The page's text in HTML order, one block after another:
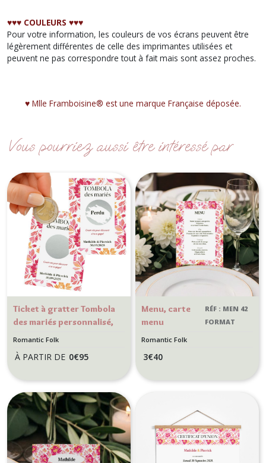
♥︎♥︎♥︎ COULEURS ♥︎♥︎♥︎
Pour votre information, les couleurs de vos écrans peuvent être
légèrement différentes de celle des imprimantes utilisées et
peuvent ne pas correspondre tout à fait mais sont assez proches.
♥︎ Mlle Framboisine® est une marque Française déposée.
Vous pourriez aussi être intéressé par
Ticket à gratter Tombola
des mariés personnalisé,
romantique - Thème
Romantic Folk
À PARTIR DE 0€95
Menu, carte
menu
botanique
RÉF : MEN 42
FORMAT
Romantic Folk
3€40